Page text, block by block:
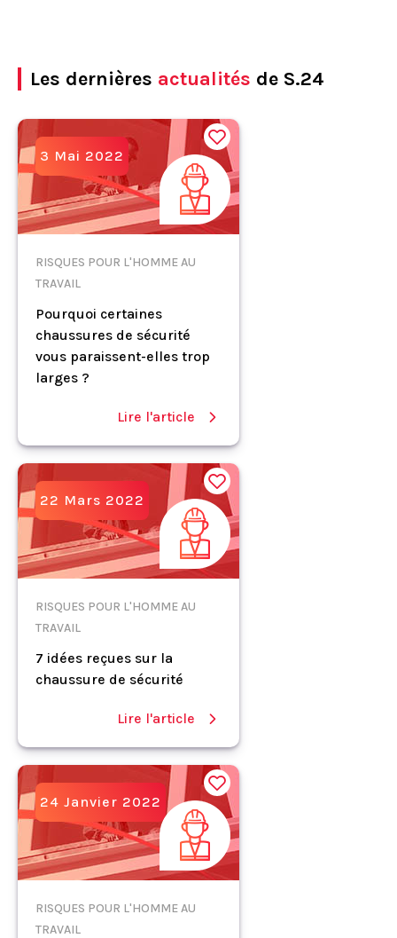
Les dernières actualités de S.24
3 Mai 2022
RISQUES POUR L'HOMME AU
TRAVAIL
Pourquoi certaines
chaussures de sécurité
vous paraissent-elles trop
larges ?
Lire l'article
22 Mars 2022
RISQUES POUR L'HOMME AU
TRAVAIL
7 idées reçues sur la
chaussure de sécurité
Lire l'article
24 Janvier 2022
RISQUES POUR L'HOMME AU
TRAVAIL